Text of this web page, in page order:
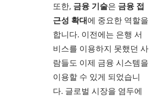
또한, 금융 기술은 금융 접
근성 확대에 중요한 역할을
합니다. 이전에는 은행 서
비스를 이용하지 못했던 사
람들도 이제 금융 시스템을
이용할 수 있게 되었습니
다. 글로벌 시장을 염두에